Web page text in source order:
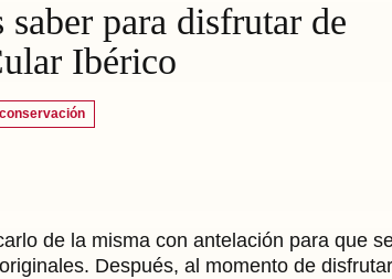
para disfrutar de
Ibérico
de la misma con antelación para que
Después, al momento de